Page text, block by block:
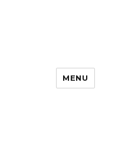
MENU